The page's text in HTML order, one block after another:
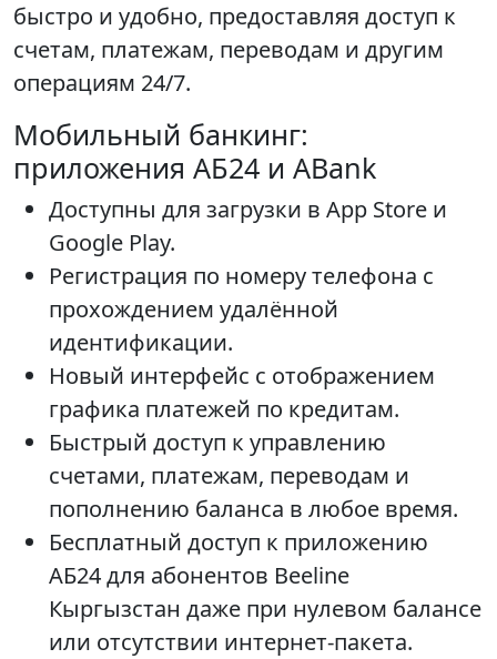
быстро и удобно, предоставляя доступ к
счетам, платежам, переводам и другим
операциям 24/7.
Мобильный банкинг:
приложения АБ24 и ABank
Доступны для загрузки в App Store и
Google Play.
Регистрация по номеру телефона с
прохождением удалённой
идентификации.
Новый интерфейс с отображением
графика платежей по кредитам.
Быстрый доступ к управлению
счетами, платежам, переводам и
пополнению баланса в любое время.
Бесплатный доступ к приложению
АБ24 для абонентов Beeline
Кыргызстан даже при нулевом балансе
или отсутствии интернет-пакета.